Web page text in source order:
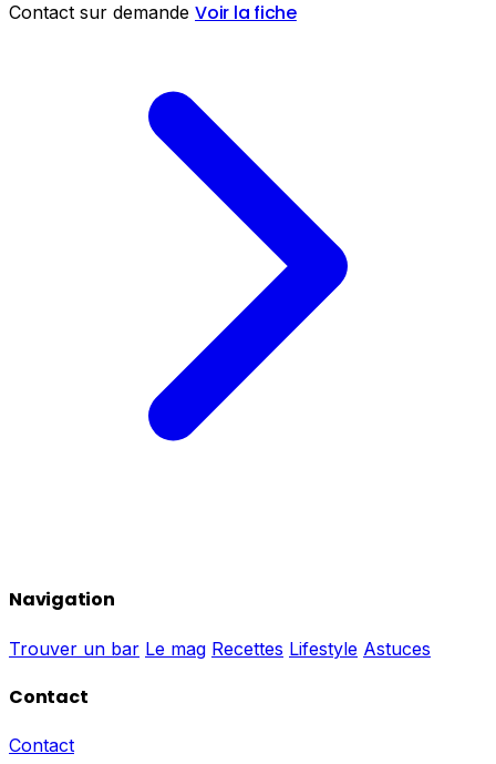
Contact sur demande Voir la fiche
Navigation
Trouver un bar Le mag Recettes Lifestyle Astuces
Contact
Contact